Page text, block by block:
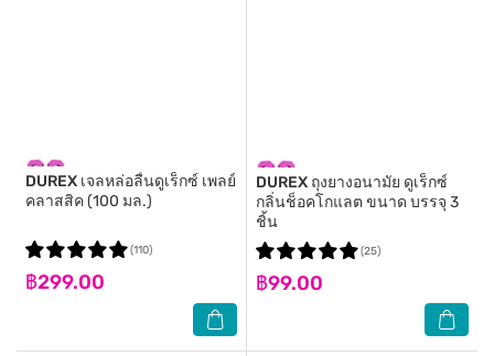
DUREX เจลหล่อลื่นดูเร็กซ์ เพลย์
คลาสสิค (100 มล.)
฿299.00
(110)
DUREX ถุงยางอนามัย ดูเร็กซ์
กลิ่นช็อคโกแลต ขนาด บรรจุ 3
ชิ้น
฿99.00
(25)